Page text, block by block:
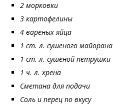
2 морковки
3 картофелины
4 вареных яйца
1 ст. л. сушеного майорана
1 ст. л. сушеной петрушки
1 ч. л. хрена
Сметана для подачи
Соль и перец по вкусу